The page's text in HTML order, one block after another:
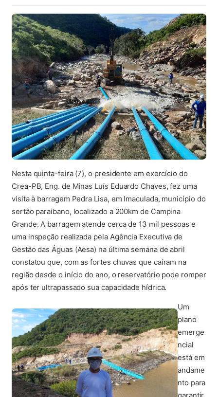
Nesta quinta-feira (7), o presidente em exercício do
Crea-PB, Eng. de Minas Luís Eduardo Chaves, fez uma
visita à barragem Pedra Lisa, em Imaculada, município do
sertão paraibano, localizado a 200km de Campina
Grande. A barragem atende cerca de 13 mil pessoas e
uma inspeção realizada pela Agência Executiva de
Gestão das Águas (Aesa) na última semana de abril
constatou que, com as fortes chuvas que caíram na
região desde o início do ano, o reservatório pode romper
após ter ultrapassado sua capacidade hídrica.
Um
plano
emerge
ncial
está em
andame
nto para